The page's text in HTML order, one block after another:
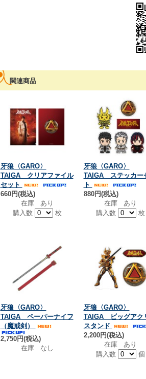
関連商品
牙狼〈GARO〉
TAIGA クリアファイル
セット
660円(税込)
在庫 あり
購入数
枚
牙狼〈GARO〉
TAIGA ステッカー
ト
880円(税込)
在庫 あり
購入数
枚
牙狼〈GARO〉
TAIGA ペーパーナイフ
（魔戒剣）
2,750円(税込)
在庫 なし
牙狼〈GARO〉
TAIGA ビッグアク
スタンド
2,200円(税込)
在庫 あり
購入数
個